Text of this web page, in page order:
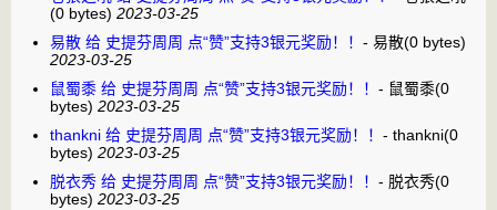
(0 bytes) 2023-03-25
易散 给 史提芬周周 点“赞”支持3银元奖励！！ - 易散(0 bytes)
2023-03-25
鼠蜀黍 给 史提芬周周 点“赞”支持3银元奖励！！ - 鼠蜀黍(0
bytes) 2023-03-25
thankni 给 史提芬周周 点“赞”支持3银元奖励！！ - thankni(0
bytes) 2023-03-25
脱衣秀 给 史提芬周周 点“赞”支持3银元奖励！！ - 脱衣秀(0
bytes) 2023-03-25